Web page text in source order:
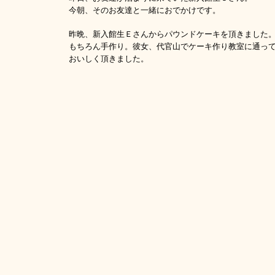
今朝、そのお友達と一緒におでかけです。
昨晩、新入館生Ｅさんからパウンドケーキを頂きました。
もちろん手作り。彼女、代官山でケーキ作り教室に通っ
おいしく頂きました。